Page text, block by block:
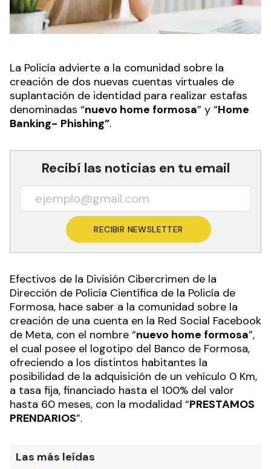
La Policía advierte a la comunidad sobre la
creación de dos nuevas cuentas virtuales de
suplantación de identidad para realizar estafas
denominadas “nuevo home formosa” y “Home
Banking- Phishing”.
Recibí las noticias en tu email
RECIBIR NEWSLETTER
Efectivos de la División Cibercrimen de la
Dirección de Policía Científica de la Policía de
Formosa, hace saber a la comunidad sobre la
creación de una cuenta en la Red Social Facebook
de Meta, con el nombre “nuevo home formosa”,
el cual posee el logotipo del Banco de Formosa,
ofreciendo a los distintos habitantes la
posibilidad de la adquisición de un vehículo 0 Km,
a tasa fija, financiado hasta el 100% del valor
hasta 60 meses, con la modalidad “PRESTAMOS
PRENDARIOS”.
Las más leídas